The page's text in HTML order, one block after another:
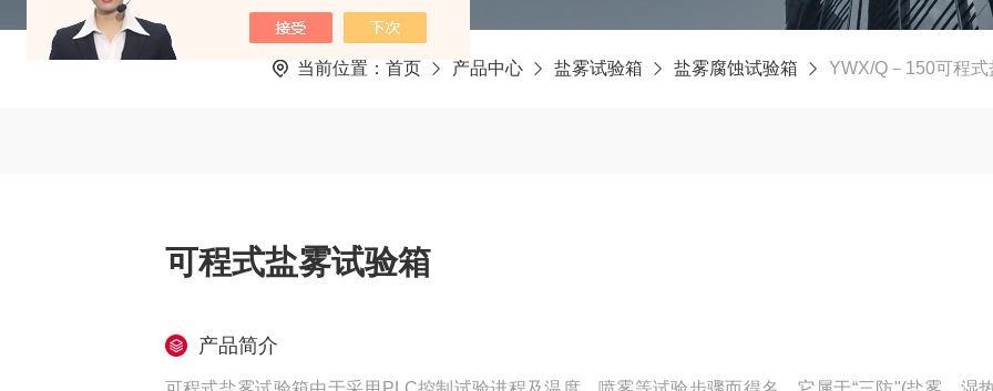
当前位置： 首页 产品中心 盐雾试验箱 盐雾腐蚀试验箱 YWX/Q－150可程
可程式盐雾试验箱
产品简介